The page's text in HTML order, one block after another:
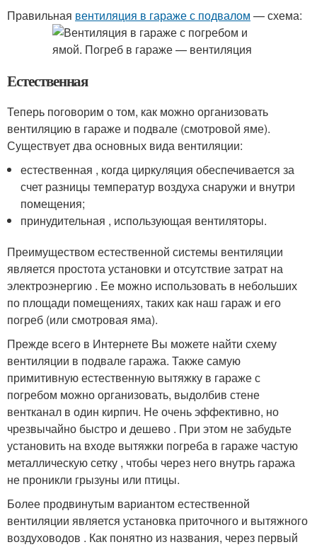
Правильная вентиляция в гараже с подвалом — схема:
Естественная
Теперь поговорим о том, как можно организовать
вентиляцию в гараже и подвале (смотровой яме).
Существует два основных вида вентиляции:
естественная , когда циркуляция обеспечивается за
счет разницы температур воздуха снаружи и внутри
помещения;
принудительная , использующая вентиляторы.
Преимуществом естественной системы вентиляции
является простота установки и отсутствие затрат на
электроэнергию . Ее можно использовать в небольших
по площади помещениях, таких как наш гараж и его
погреб (или смотровая яма).
Прежде всего в Интернете Вы можете найти схему
вентиляции в подвале гаража. Также самую
примитивную естественную вытяжку в гараже с
погребом можно организовать, выдолбив стене
вентканал в один кирпич. Не очень эффективно, но
чрезвычайно быстро и дешево . При этом не забудьте
установить на входе вытяжки погреба в гараже частую
металлическую сетку , чтобы через него внутрь гаража
не проникли грызуны или птицы.
Более продвинутым вариантом естественной
вентиляции является установка приточного и вытяжного
воздуховодов . Как понятно из названия, через первый